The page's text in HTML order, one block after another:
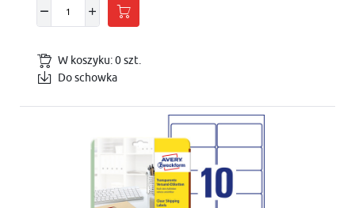
W koszyku:0szt.
Do schowka